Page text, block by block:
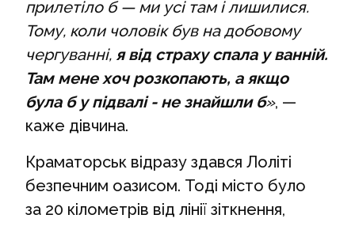
прилетіло б — ми усі там і лишилися.
Тому, коли чоловік був на добовому
чергуванні, я від страху спала у ванній.
Там мене хоч розкопають, а якщо
була б у підвалі - не знайшли б», —
каже дівчина.
Краматорськ відразу здався Лоліті
безпечним оазисом. Тоді місто було
за 20 кілометрів від лінії зіткнення,